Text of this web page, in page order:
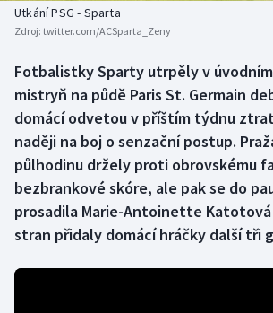
Biatlon
Box
Curling
Dostihy
Florbal
Futsal
Aplikace ČT sport
Utkání PSG - Sparta
Zdroj: twitter.com/ACSparta_Zeny
Fotbalistky Sparty utrpěly v
mistryň na půdě Paris St. Germain
domácí odvetou v příštím týdnu
naději na boj o senzační postup.
půlhodinu držely proti obrovskému
bezbrankové skóre, ale pak se do
prosadila Marie-Antoinette Katotová
stran přidaly domácí hráčky další tři